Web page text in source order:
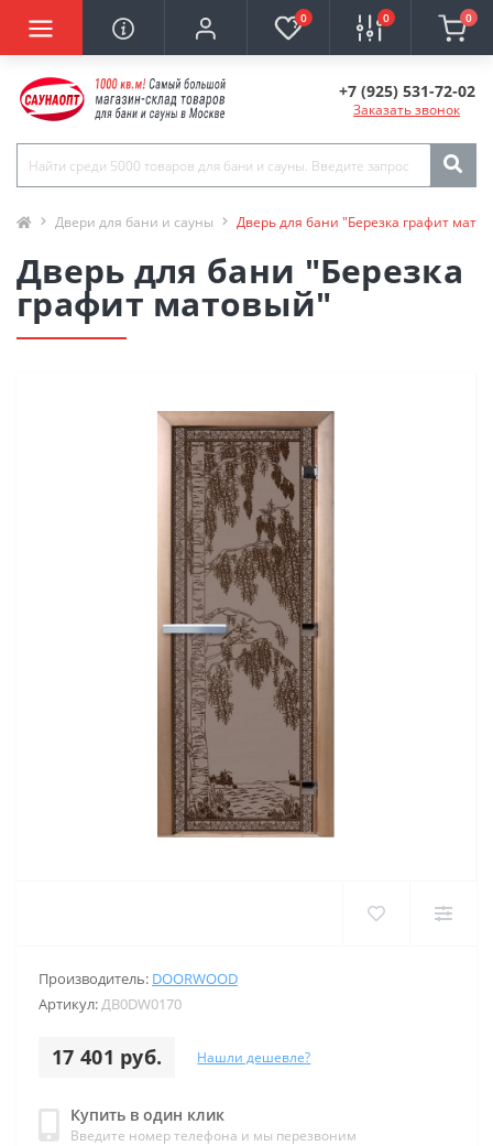
0 0 0
+7 (925) 531-72-02
Заказать звонок
Двери для бани и сауны Дверь для бани "Березка графит
Дверь для бани "Березка
графит матовый"
Производитель: DOORWOOD
Артикул:ДB0DW0170
17 401 руб. Нашли дешевле?
Купить в один клик
Введите номер телефона и мы перезвоним